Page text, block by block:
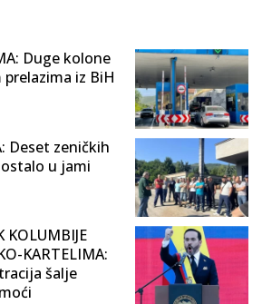
Duge kolone
iz BiH
Deset zeničkih
u jami
KOLUMBIJE
KARTELIMA:
šalje